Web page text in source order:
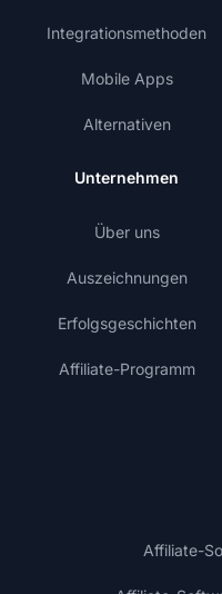
Integrationsmethoden
Mobile Apps
Alternativen
Unternehmen
Über uns
Auszeichnungen
Erfolgsgeschichten
Affiliate-Programm
Affiliate-